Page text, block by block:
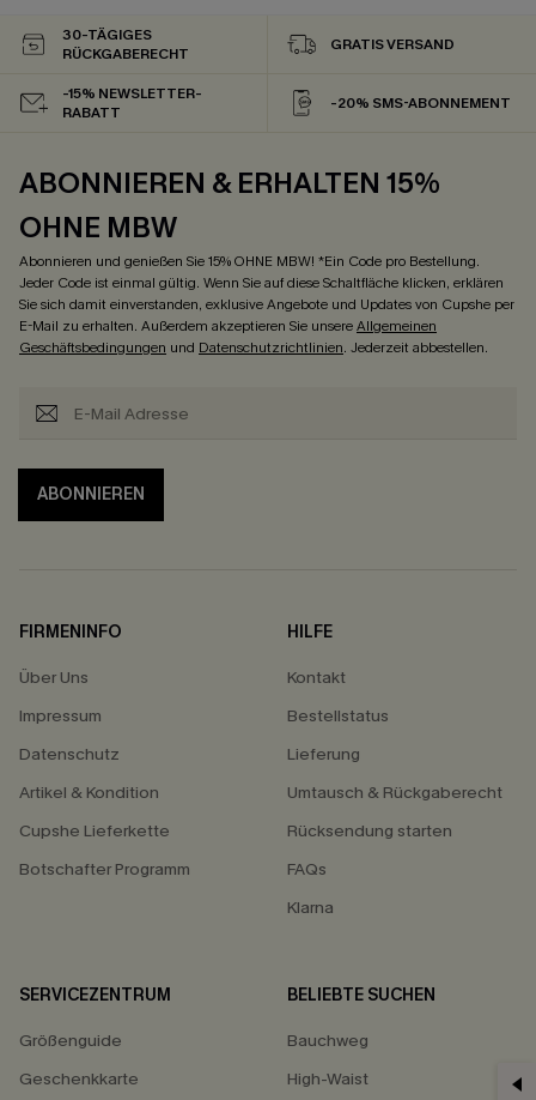
30-TÄGIGES
RÜCKGABERECHT
GRATIS VERSAND
-15% NEWSLETTER-
RABATT
-20% SMS-ABONNEMENT
ABONNIEREN & ERHALTEN 15%
OHNE MBW
Abonnieren und genießen Sie 15% OHNE MBW! *Ein Code pro Bestellung.
Jeder Code ist einmal gültig. Wenn Sie auf diese Schaltfläche klicken, erklären
Sie sich damit einverstanden, exklusive Angebote und Updates von Cupshe per
E-Mail zu erhalten. Außerdem akzeptieren Sie unsereAllgemeinen
Geschäftsbedingungen und Datenschutzrichtlinien. Jederzeit abbestellen.
ABONNIEREN
FIRMENINFO
Über Uns
Impressum
Datenschutz
Artikel & Kondition
Cupshe Lieferkette
Botschafter Programm
HILFE
Kontakt
Bestellstatus
Lieferung
Umtausch & Rückgaberecht
Rücksendung starten
FAQs
Klarna
SERVICEZENTRUM
Größenguide
Geschenkkarte
BELIEBTE SUCHEN
Bauchweg
High-Waist